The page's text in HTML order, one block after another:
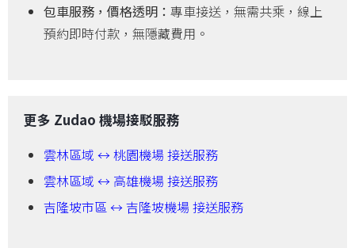
包車服務，價格透明： 專車接送，無需共乘，線上
預約即時付款，無隱藏費用。
更多 Zudao 機場接駁服務
雲林區域 ↔ 桃園機場 接送服務
雲林區域 ↔ 高雄機場 接送服務
吉隆坡市區 ↔ 吉隆坡機場 接送服務